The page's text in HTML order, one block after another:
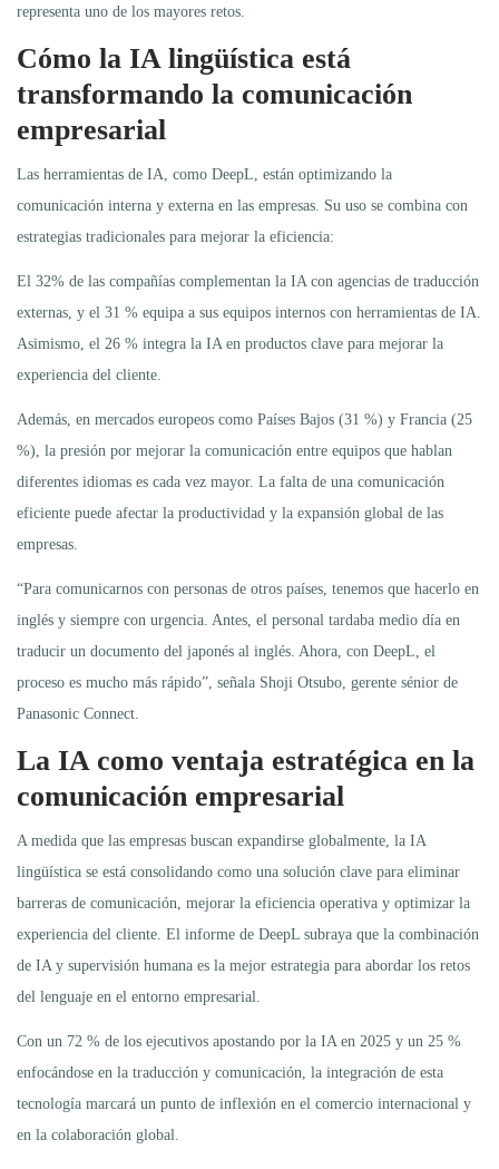
representa uno de los mayores retos.
Cómo la IA lingüística está
transformando la comunicación
empresarial
Las herramientas de IA, como DeepL, están optimizando la
comunicación interna y externa en las empresas. Su uso se combina con
estrategias tradicionales para mejorar la eficiencia:
El 32% de las compañías complementan la IA con agencias de traducción
externas, y el 31 % equipa a sus equipos internos con herramientas de IA.
Asimismo, el 26 % integra la IA en productos clave para mejorar la
experiencia del cliente.
Además, en mercados europeos como Países Bajos (31 %) y Francia (25
%), la presión por mejorar la comunicación entre equipos que hablan
diferentes idiomas es cada vez mayor. La falta de una comunicación
eficiente puede afectar la productividad y la expansión global de las
empresas.
“Para comunicarnos con personas de otros países, tenemos que hacerlo en
inglés y siempre con urgencia. Antes, el personal tardaba medio día en
traducir un documento del japonés al inglés. Ahora, con DeepL, el
proceso es mucho más rápido”, señala Shoji Otsubo, gerente sénior de
Panasonic Connect.
La IA como ventaja estratégica en la
comunicación empresarial
A medida que las empresas buscan expandirse globalmente, la IA
lingüística se está consolidando como una solución clave para eliminar
barreras de comunicación, mejorar la eficiencia operativa y optimizar la
experiencia del cliente. El informe de DeepL subraya que la combinación
de IA y supervisión humana es la mejor estrategia para abordar los retos
del lenguaje en el entorno empresarial.
Con un 72 % de los ejecutivos apostando por la IA en 2025 y un 25 %
enfocándose en la traducción y comunicación, la integración de esta
tecnología marcará un punto de inflexión en el comercio internacional y
en la colaboración global.